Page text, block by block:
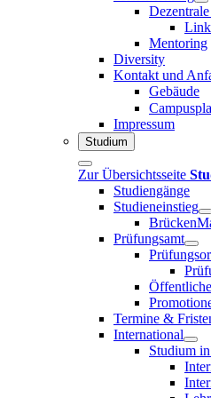
Mentoring
Diversity
Kontakt und
Gebäude
Impressum
Studium
Zur Übersichtsseite
Studiengänge
Studieneinstieg
Prüfungsamt
Termine &
International
Studium